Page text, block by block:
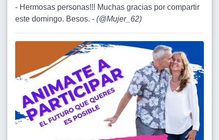
- Hermosas personas!!! Muchas gracias por compartir
este domingo. Besos. - (@Mujer_62)